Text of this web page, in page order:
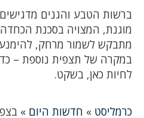
ברשות הטבע והגנים
מוגנת, המצויה בסכנת
מתבקש לשמור מרחק,
במקרה של תצפית נוספת –
לחיות כאן, בשקט.
כרמליסט » חדשות היום »